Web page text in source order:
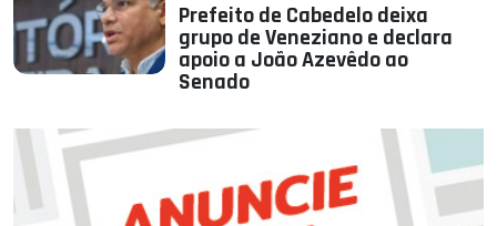
Prefeito de Cabedelo deixa
grupo de Veneziano e declara
apoio a João Azevêdo ao
Senado